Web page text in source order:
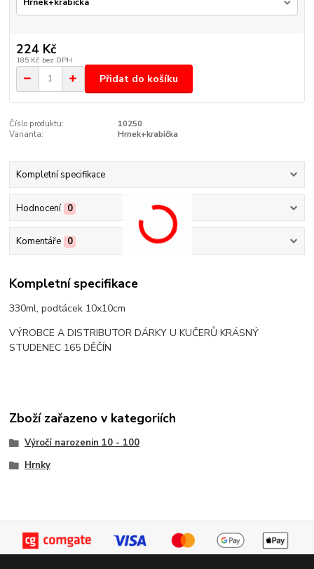
224 Kč
185 Kč bez DPH
Přidat do košíku
Číslo produktu:
10250
Varianta:
Hrnek+krabička
Kompletní specifikace
Hodnocení 0
Komentáře 0
Kompletní specifikace
330ml, podtácek 10x10cm
VÝROBCE A DISTRIBUTOR DÁRKY U KUČERŮ KRÁSNÝ
STUDENEC 165 DĚČÍN
Zboží zařazeno v kategoriích
Výročí narozenin 10 - 100
Hrnky